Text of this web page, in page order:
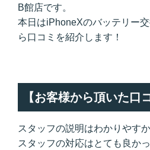
B館店です。
本日はiPhoneXのバッテリー
ら口コミを紹介します！
【お客様から頂いた口
スタッフの説明はわかりやす
スタッフの対応はとても良か